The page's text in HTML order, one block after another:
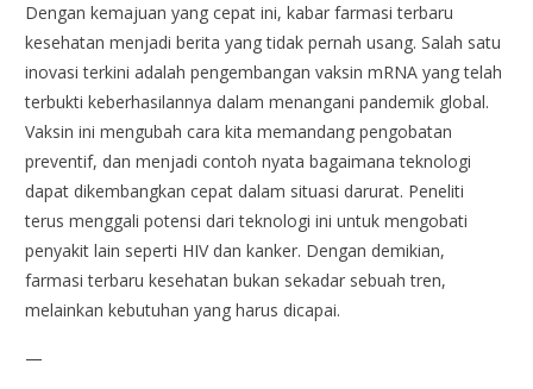
Dengan kemajuan yang cepat ini, kabar farmasi terbaru
kesehatan menjadi berita yang tidak pernah usang. Salah satu
inovasi terkini adalah pengembangan vaksin mRNA yang telah
terbukti keberhasilannya dalam menangani pandemik global.
Vaksin ini mengubah cara kita memandang pengobatan
preventif, dan menjadi contoh nyata bagaimana teknologi
dapat dikembangkan cepat dalam situasi darurat. Peneliti
terus menggali potensi dari teknologi ini untuk mengobati
penyakit lain seperti HIV dan kanker. Dengan demikian,
farmasi terbaru kesehatan bukan sekadar sebuah tren,
melainkan kebutuhan yang harus dicapai.
—